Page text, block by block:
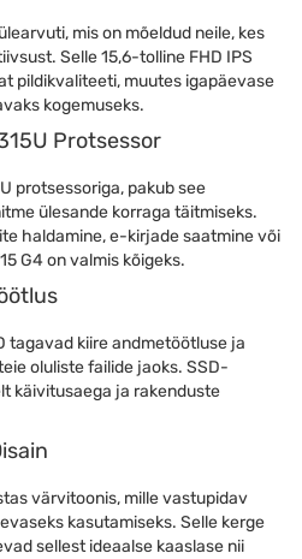
mis on mõeldud neile, kes
Selle 15,6-tolline FHD IPS
pildikvaliteeti, muutes igapäevase
kogemuseks.
Protsessor
protsessoriga, pakub see
ülesande korraga täitmiseks.
haldamine, e-kirjade saatmine või
G4 on valmis kõigeks.
tagavad kiire andmetöötluse ja
oluliste failide jaoks. SSD-
käivitusaega ja rakenduste
värvitoonis, mille vastupidav
kasutamiseks. Selle kerge
sellest ideaalse kaaslase nii